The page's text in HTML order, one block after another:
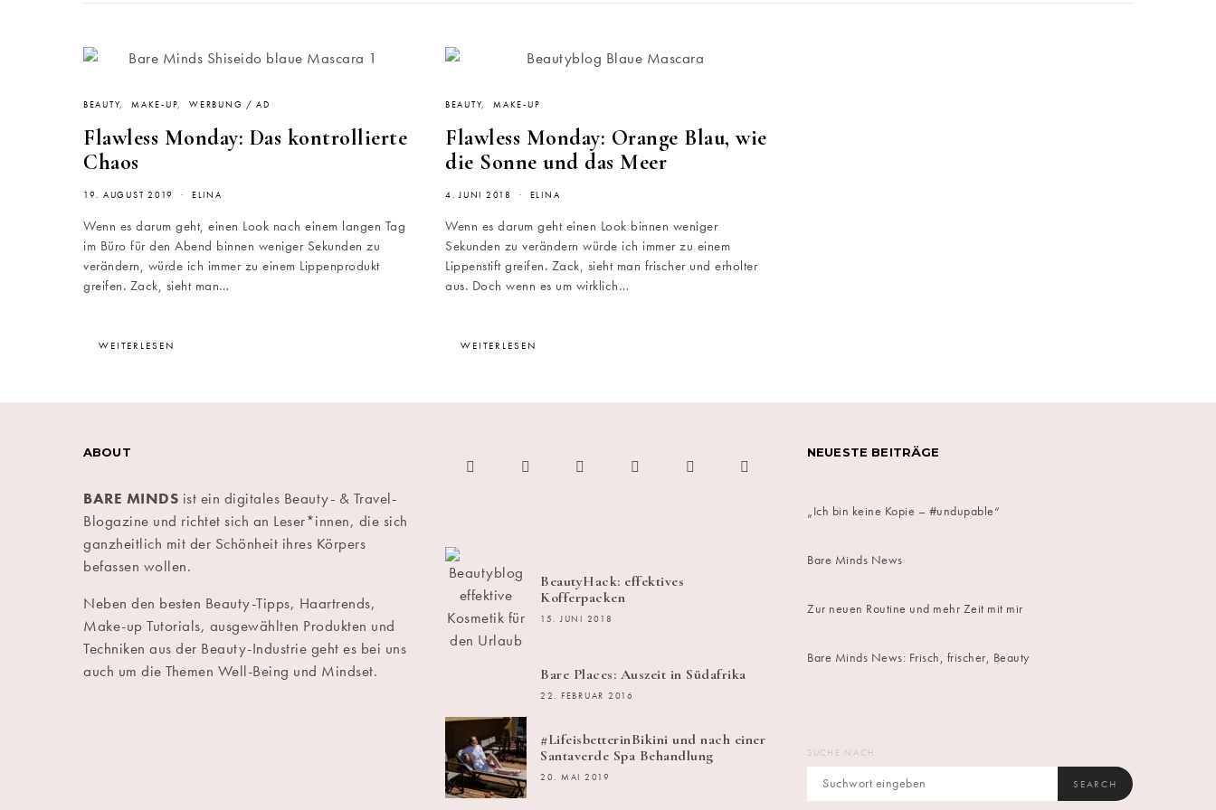
BEAUTY MAKE-UP WERBUNG / AD
Flawless Monday: Das kontrollierte
Chaos
19. AUGUST 2019 ELINA
Wenn es darum geht, einen Look nach einem langen Tag
im Büro für den Abend binnen weniger Sekunden zu
verändern, würde ich immer zu einem Lippenprodukt
greifen. Zack, sieht man…
WEITERLESEN
BEAUTY MAKE-UP
Flawless Monday: Orange Blau, wie
die Sonne und das Meer
4. JUNI 2018 ELINA
Wenn es darum geht einen Look binnen weniger
Sekunden zu verändern würde ich immer zu einem
Lippenstift greifen. Zack, sieht man frischer und erholter
aus. Doch wenn es um wirklich…
WEITERLESEN
ABOUT
BARE MINDS ist ein digitales Beauty- & Travel-
Blogazine und richtet sich an Leser*innen, die sich
ganzheitlich mit der Schönheit ihres Körpers
befassen wollen.
Neben den besten Beauty-Tipps, Haartrends,
Make-up Tutorials, ausgewählten Produkten und
Techniken aus der Beauty-Industrie geht es bei uns
auch um die Themen Well-Being und Mindset.
BeautyHack: effektives
Kofferpacken
15. JUNI 2018
Bare Places: Auszeit in Südafrika
22. FEBRUAR 2016
#LifeisbetterinBikini und nach einer
Santaverde Spa Behandlung
20. MAI 2019
NEUESTE BEITRÄGE
„Ich bin keine Kopie – #undupable“
Bare Minds News
Zur neuen Routine und mehr Zeit mit mir
Bare Minds News: Frisch, frischer, Beauty
SUCHE NACH:
SEARCH